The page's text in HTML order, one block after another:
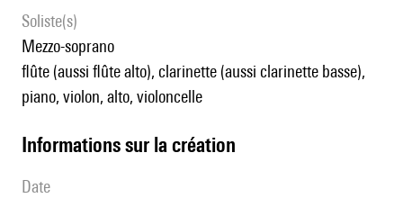
Soliste(s)
mezzo-soprano
flûte (aussi flûte alto), clarinette (aussi clarinette basse),
piano, violon, alto, violoncelle
informations sur la création
date